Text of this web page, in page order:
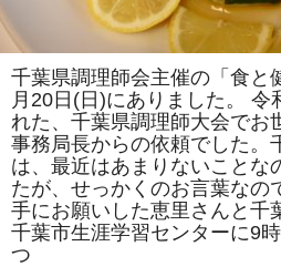
市
原
市
よ
り
ご
参
加
あ
り
が
と
う
ご
ざ
千葉県調理師会主催の「食と
月20日(日)にありました。 令
れた、千葉県調理師大会でお
事務局長からの依頼でした。
は、最近はあまりないことな
たが、せっかくのお言葉なの
手にお願いした恵里さんと千
千葉市生涯学習センターに9
つ